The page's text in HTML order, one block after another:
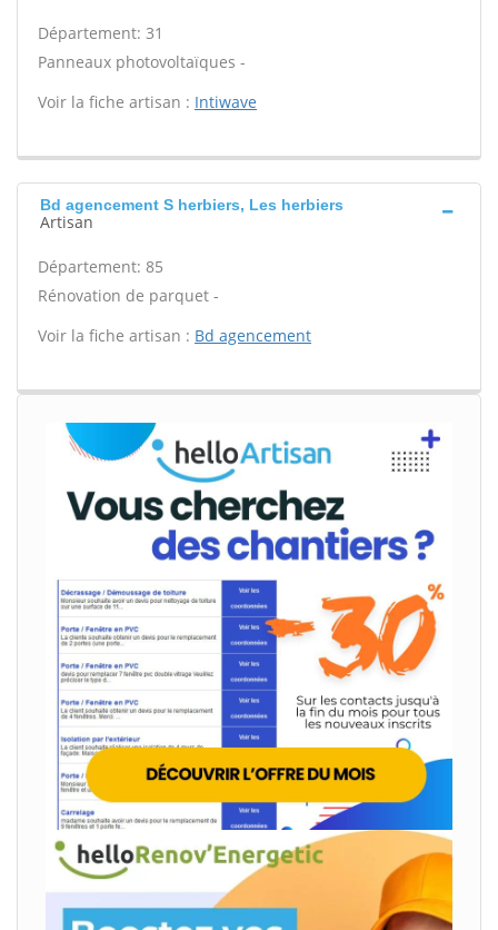
Département: 31
Panneaux photovoltaïques -
Voir la fiche artisan : Intiwave
Bd agencement S herbiers, Les herbiers
Artisan
Département: 85
Rénovation de parquet -
Voir la fiche artisan : Bd agencement